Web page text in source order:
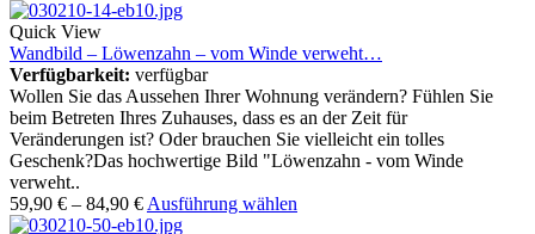
Quick View
Wandbild – Löwenzahn – vom Winde verweht…
Verfügbarkeit: verfügbar
Wollen Sie das Aussehen Ihrer Wohnung verändern? Fühlen Sie
beim Betreten Ihres Zuhauses, dass es an der Zeit für
Veränderungen ist? Oder brauchen Sie vielleicht ein tolles
Geschenk?Das hochwertige Bild "Löwenzahn - vom Winde
verweht..
59,90 € – 84,90 € Ausführung wählen